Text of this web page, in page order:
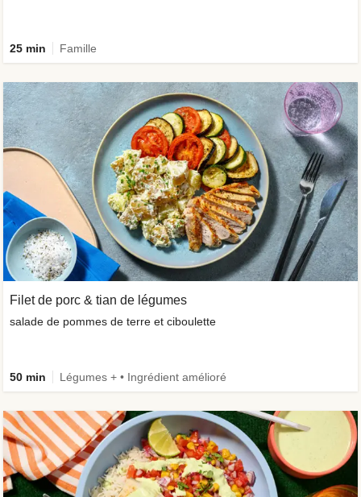
25 min Famille
Filet de porc & tian de légumes
salade de pommes de terre et ciboulette
50 min Légumes + • Ingrédient amélioré